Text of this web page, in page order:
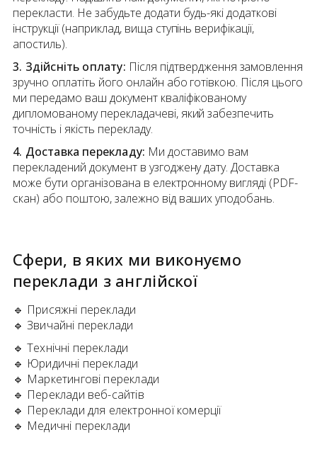
перекласти. Не забудьте додати будь-які додаткові
інструкції (наприклад, вища ступінь верифікації,
апостиль).
3. Здійсніть оплату: Після підтвердження замовлення
зручно оплатіть його онлайн або готівкою. Після цього
ми передамо ваш документ кваліфікованому
дипломованому перекладачеві, який забезпечить
точність і якість перекладу.
4. Доставка перекладу: Ми доставимо вам
перекладений документ в узгоджену дату. Доставка
може бути організована в електронному вигляді (PDF-
скан) або поштою, залежно від ваших уподобань.
Сфери, в яких ми виконуємо
переклади з англійскої
🔹 Присяжні переклади
🔹 Звичайні переклади
🔹 Технічні переклади
🔹 Юридичні переклади
🔹 Маркетингові переклади
🔹 Переклади веб-сайтів
🔹 Переклади для електронної комерції
🔹 Медичні переклади